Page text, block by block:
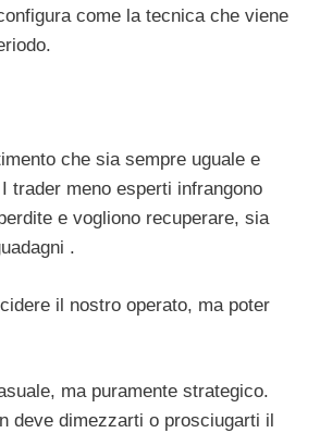
come la tecnica che viene
che sia sempre uguale e
trader meno esperti infrangono
e vogliono recuperare, sia
.
il nostro operato, ma poter
ma puramente strategico.
dimezzarti o prosciugarti il